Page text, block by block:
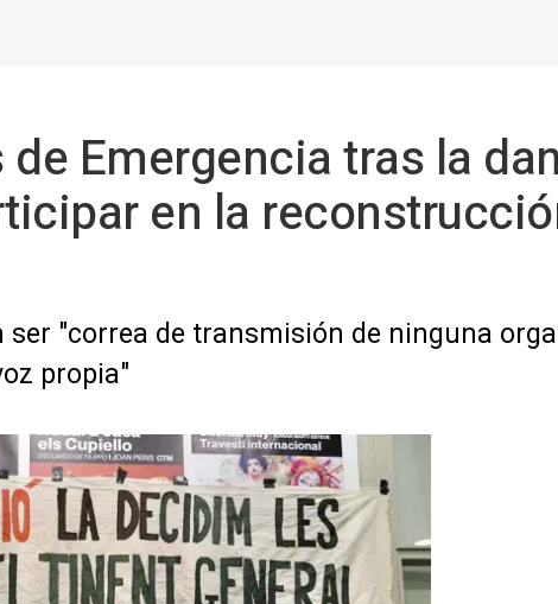
Emergencia tras la
en la
ser "correa de transmisión de ninguna
propia"